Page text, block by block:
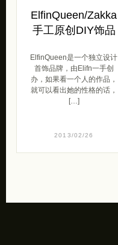
ElfinQueen/Zakka
手工原创DIY饰品
ElfinQueen是一个独立设计
首饰品牌，由Elifn一手创
办，如果看一个人的作品，
就可以看出她的性格的话，
[…]
2013/02/26